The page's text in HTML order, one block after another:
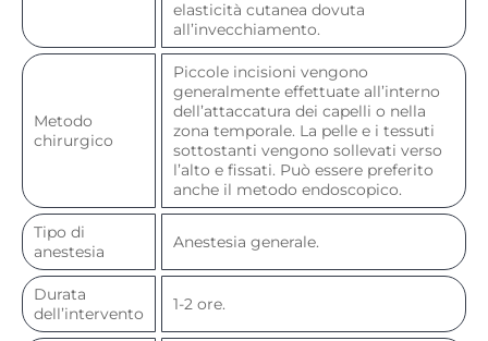
elasticità cutanea dovuta
all’invecchiamento.
Metodo
chirurgico
Piccole incisioni vengono
generalmente effettuate all’interno
dell’attaccatura dei capelli o nella
zona temporale. La pelle e i tessuti
sottostanti vengono sollevati verso
l’alto e fissati. Può essere preferito
anche il metodo endoscopico.
Tipo di
anestesia
Anestesia generale.
Durata
dell’intervento
1-2 ore.